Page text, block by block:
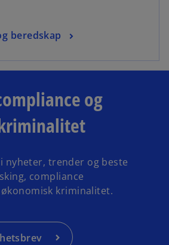
beredskap
og
nyheter, trender og beste
compliance
kriminalitet.